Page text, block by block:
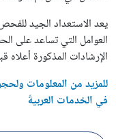
يعد الاستعداد الجيد
العوامل التي تساعد على
الإرشادات المذكورة
للمزید من المعلومات
في الخدمات العربیةّ